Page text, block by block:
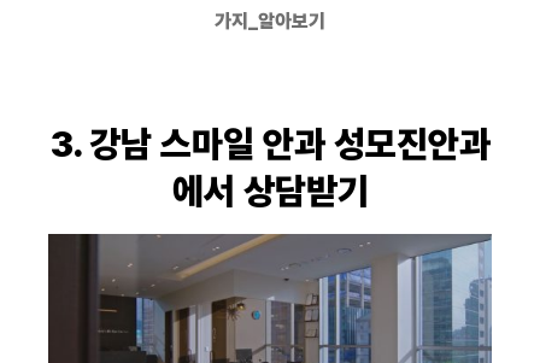
가지_알아보기
3. 강남 스마일 안과 성모진안과
에서 상담받기